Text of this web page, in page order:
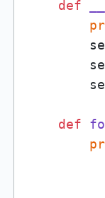
def
def